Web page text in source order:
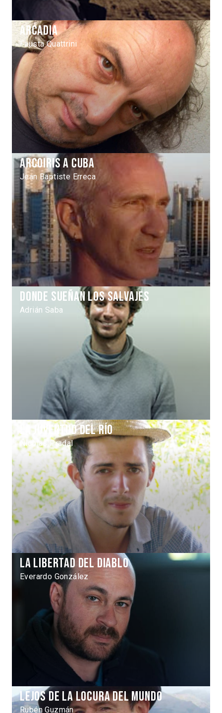
Arcadia
Fausta Quattrini
Arcoiris a Cuba
Jean Baptiste Erreca
Donde Sueñan los Salvajes
Adrián Saba
La juventud del río
Nicolas Pradal
La libertad del Diablo
Everardo González
Lejos de la locura del mundo
Rubén Guzmán